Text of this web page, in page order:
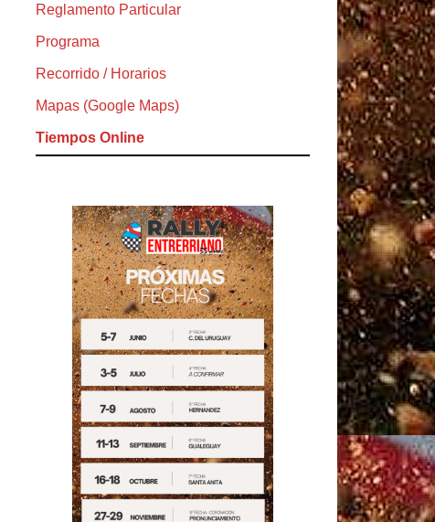
Reglamento Particular
Programa
Recorrido / Horarios
Mapas (Google Maps)
Tiempos Online